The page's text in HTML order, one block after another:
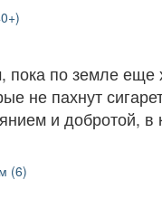
пока по земле
не пахнут
и добротой, в
(6)